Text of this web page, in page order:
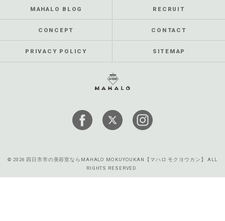
MAHALO BLOG RECRUIT
CONCEPT CONTACT
PRIVACY POLICY SITEMAP
© 2026 四日市市の美容室ならMAHALO MOKUYOUKAN【マハロ モクヨウカン】 ALL
RIGHTS RESERVED.